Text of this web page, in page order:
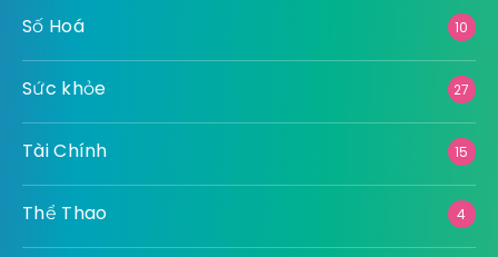
Số Hoá 10
Sức khỏe 27
Tài Chính 15
Thể Thao 4